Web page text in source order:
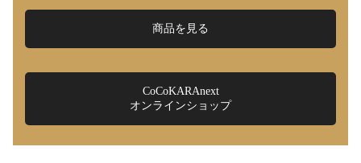
商品を見る
CoCoKARAnext
オンラインショップ